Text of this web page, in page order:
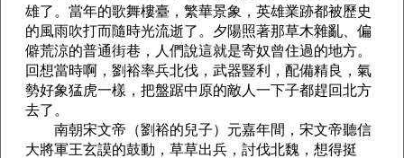
雄了。當年的歌舞樓臺，繁華景象，英雄業跡都被歷史
的風雨吹打而隨時光流逝了。夕陽照著那草木雜亂、偏
僻荒涼的普通街巷，人們說這就是寄奴曾住過的地方。
回想當時啊，劉裕率兵北伐，武器豎利，配備精良，氣
勢好象猛虎一樣，把盤踞中原的敵人一下子都趕回北方
去了。
南朝宋文帝（劉裕的兒子）元嘉年間，宋文帝聽信
大將軍王玄謨的鼓動，草草出兵，討伐北魏，想得挺